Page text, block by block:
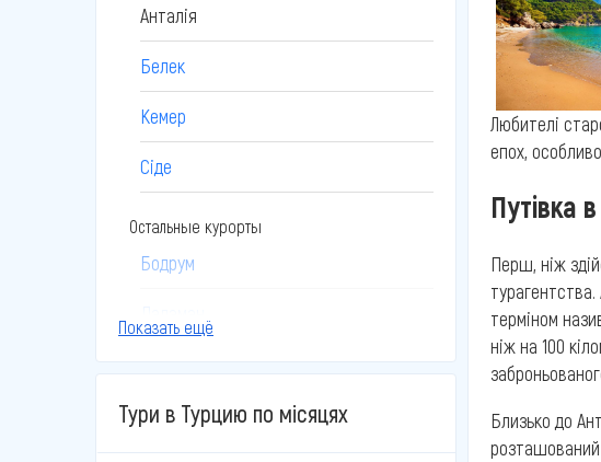
Анталія
Белек
Кемер
Сіде
Остальные курорты
Бодрум
Дідім
Измир
Показать ещё
Тури в Турцию по місяцях
Любителі
епох,
Путівка
Перш, ніж
терміном
ніж на 100
Близько до
розташований